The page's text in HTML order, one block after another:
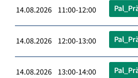
14.08.2026 11:00-12:00
14.08.2026 12:00-13:00
14.08.2026 13:00-14:00